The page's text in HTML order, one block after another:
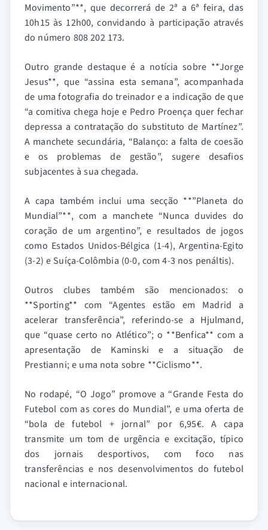
Movimento”**, que decorrerá de 2ª a 6ª feira, das
10h15 às 12h00, convidando à participação através
do número 808 202 173.
Outro grande destaque é a notícia sobre **Jorge
Jesus**, que “assina esta semana”, acompanhada
de uma fotografia do treinador e a indicação de que
“a comitiva chega hoje e Pedro Proença quer fechar
depressa a contratação do substituto de Martínez”.
A manchete secundária, “Balanço: a falta de coesão
e os problemas de gestão”, sugere desafios
subjacentes à sua chegada.
A capa também inclui uma secção **”Planeta do
Mundial”**, com a manchete “Nunca duvides do
coração de um argentino”, e resultados de jogos
como Estados Unidos-Bélgica (1-4), Argentina-Egito
(3-2) e Suíça-Colômbia (0-0, com 4-3 nos penáltis).
Outros clubes também são mencionados: o
**Sporting** com “Agentes estão em Madrid a
acelerar transferência”, referindo-se a Hjulmand,
que “quase certo no Atlético”; o **Benfica** com a
apresentação de Kaminski e a situação de
Prestianni; e uma nota sobre **Ciclismo**.
No rodapé, “O Jogo” promove a “Grande Festa do
Futebol com as cores do Mundial”, e uma oferta de
“bola de futebol + jornal” por 6,95€. A capa
transmite um tom de urgência e excitação, típico
dos jornais desportivos, com foco nas
transferências e nos desenvolvimentos do futebol
nacional e internacional.